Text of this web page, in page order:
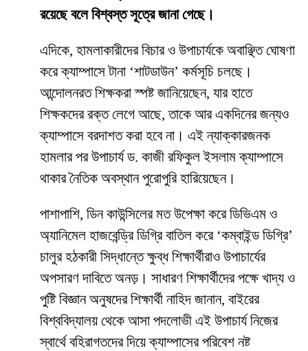
রয়েছে বলে বিশ্বস্ত সূত্রে জানা গেছে।
​এদিকে, হামলাকারীদের বিচার ও উপাচার্যকে অবাঞ্ছিত ঘোষণা
করে ক্যাম্পাসে টানা ‘শাটডাউন’ কর্মসূচি চলছে।
আন্দোলনরত শিক্ষকরা স্পষ্ট জানিয়েছেন, যার হাতে
শিক্ষকদের রক্ত লেগে আছে, তাকে আর একদিনের জন্যও
ক্যাম্পাসে বরদাশত করা হবে না। এই ন্যাক্কারজনক
হামলার পর উপাচার্য ড. কাজী রফিকুল ইসলাম ক্যাম্পাসে
থাকার নৈতিক অবস্থান পুরোপুরি হারিয়েছেন।
​পাশাপাশি, ডিন কাউন্সিলের মত উপেক্ষা করে ডিভিএম ও
অ্যানিমেল হাজবেন্ড্রি ডিগ্রি বাতিল করে ‘কম্বাইন্ড ডিগ্রি’
চালুর হঠকারী সিদ্ধান্তে ক্ষুব্ধ শিক্ষার্থীরাও উপাচার্যের
অপসারণ দাবিতে অনড়। সাধারণ শিক্ষার্থীদের পক্ষে খাদ্য ও
পুষ্টি বিজ্ঞান অনুষদের শিক্ষার্থী নাহিদ জানান, বাইরের
বিশ্ববিদ্যালয় থেকে আসা পদলোভী এই উপাচার্য নিজের
স্বার্থে বহিরাগতদের দিয়ে ক্যাম্পাসের পরিবেশ নষ্ট